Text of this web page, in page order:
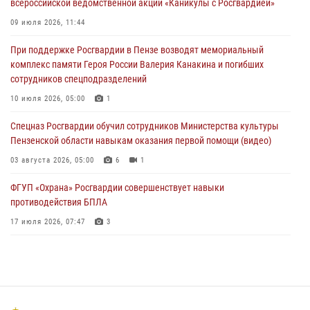
В Пензе сотрудники Росгвардии задержали мужчину, который
дома
03 августа 2026, 05:59
Росгвардейцы Пензенской области отмечают 35-летие дежурной
03 августа 2026, 05:15
всероссийской ведомственной акции «Каникулы с Росгвардией»
09 июля 2026, 11:44
При поддержке Росгвардии в Пензе возводят мемориальный
комплекс памяти Героя России Валерия Канакина и погибших
сотрудников спецподразделений
10 июля 2026, 05:00 1
Спецназ Росгвардии обучил сотрудников Министерства культуры
Пензенской области навыкам оказания первой помощи (видео)
03 августа 2026, 05:00 6 1
ФГУП «Охрана» Росгвардии совершенствует навыки
противодействия БПЛА
17 июля 2026, 07:47 3